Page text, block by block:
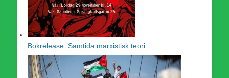
Bokrelease: Samtida marxistisk teori